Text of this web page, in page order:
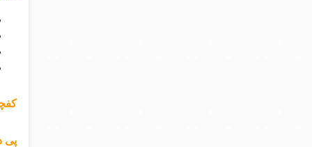
پی